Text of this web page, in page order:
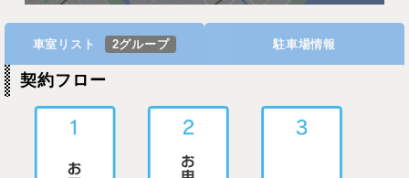
車室リスト 2グループ 駐車場情報
契約フロー